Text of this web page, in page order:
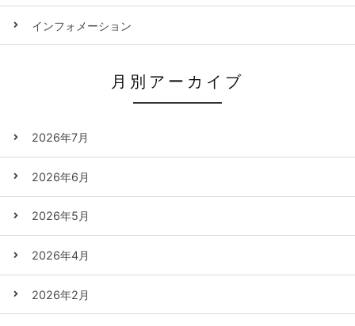
インフォメーション
月別アーカイブ
2026年7月
2026年6月
2026年5月
2026年4月
2026年2月